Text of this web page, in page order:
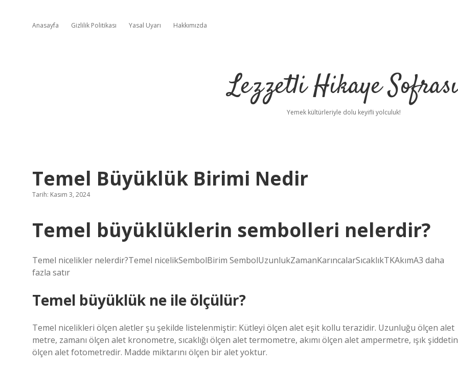
Anasayfa Gizlilik Politikası Yasal Uyarı Hakkımızda
Lezzetli Hikaye Sofrası
Yemek kültürleriyle dolu keyifli yolculuk!
Temel Büyüklük Birimi Nedir
Tarih: Kasım 3, 2024
Temel büyüklüklerin sembolleri nelerdir?
Temel nicelikler nelerdir?Temel nicelikSembolBirim SembolUzunlukZamanKarıncalarSıcaklıkTKAkımA3 daha
fazla satır
Temel büyüklük ne ile ölçülür?
Temel nicelikleri ölçen aletler şu şekilde listelenmiştir: Kütleyi ölçen alet eşit kollu terazidir. Uzunluğu ölçen alet
metre, zamanı ölçen alet kronometre, sıcaklığı ölçen alet termometre, akımı ölçen alet ampermetre, ışık
ölçen alet fotometredir. Madde miktarını ölçen bir alet yoktur.